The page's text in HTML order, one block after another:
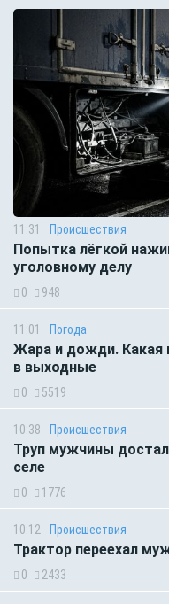
11:31 Происшествия
Попытка лёгкой
уголовному делу
0 948
11:01 Погода
Жара и дожди. Какая
в выходные
0 5519
10:38 Происшествия
Труп мужчины
селе
0 1776
10:12 Происшествия
Трактор переехал
0 2433